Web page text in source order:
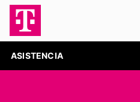
ASISTENCIA